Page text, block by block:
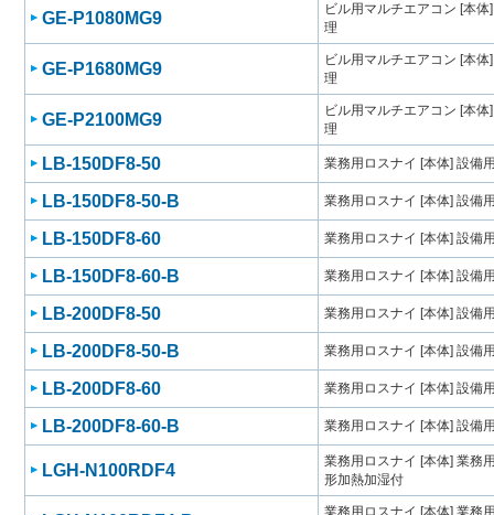
GE-P1080MG9
ビル用マルチエアコン [本
理
GE-P1680MG9
ビル用マルチエアコン [本
理
GE-P2100MG9
ビル用マルチエアコン [本
理
LB-150DF8-50 業務用ロスナイ [本体] 設備
LB-150DF8-50-B 業務用ロスナイ [本体] 設備
LB-150DF8-60 業務用ロスナイ [本体] 設備
LB-150DF8-60-B 業務用ロスナイ [本体] 設備
LB-200DF8-50 業務用ロスナイ [本体] 設備
LB-200DF8-50-B 業務用ロスナイ [本体] 設備
LB-200DF8-60 業務用ロスナイ [本体] 設備
LB-200DF8-60-B 業務用ロスナイ [本体] 設備
LGH-N100RDF4
業務用ロスナイ [本体] 業
形加熱加湿付
業務用ロスナイ [本体] 業